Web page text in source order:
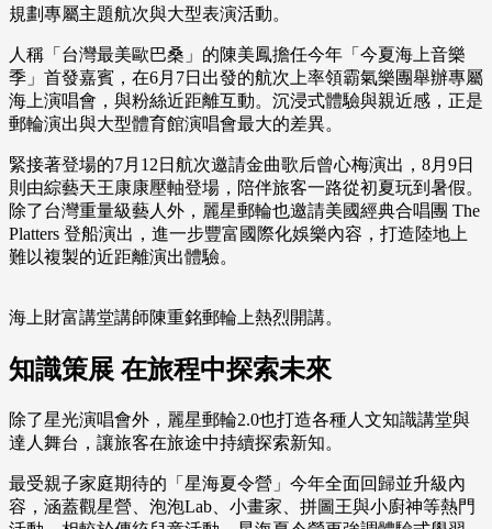
規劃專屬主題航次與大型表演活動。
人稱「台灣最美歐巴桑」的陳美鳳擔任今年「今夏海上音樂
季」首發嘉賓，在6月7日出發的航次上率領霸氣樂團舉辦專屬
海上演唱會，與粉絲近距離互動。沉浸式體驗與親近感，正是
郵輪演出與大型體育館演唱會最大的差異。
緊接著登場的7月12日航次邀請金曲歌后曾心梅演出，8月9日
則由綜藝天王康康壓軸登場，陪伴旅客一路從初夏玩到暑假。
除了台灣重量級藝人外，麗星郵輪也邀請美國經典合唱團 The
Platters 登船演出，進一步豐富國際化娛樂內容，打造陸地上
難以複製的近距離演出體驗。
海上財富講堂講師陳重銘郵輪上熱烈開講。
知識策展 在旅程中探索未來
除了星光演唱會外，麗星郵輪2.0也打造各種人文知識講堂與
達人舞台，讓旅客在旅途中持續探索新知。
最受親子家庭期待的「星海夏令營」今年全面回歸並升級內
容，涵蓋觀星營、泡泡Lab、小畫家、拼圖王與小廚神等熱門